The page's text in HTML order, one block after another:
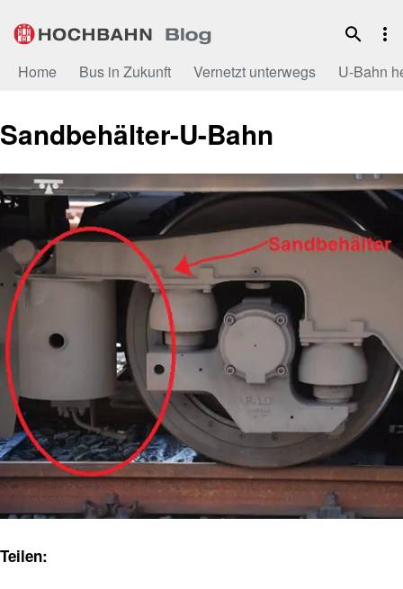
Inhalt
Home Bus in Zukunft Vernetzt unterwegs U-Bahn
Sandbehälter-U-Bahn
Teilen: